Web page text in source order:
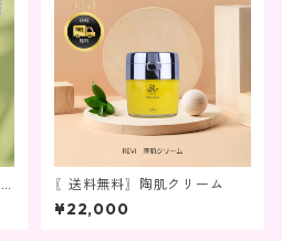
〖送料無料〗陶肌クリーム
¥22,000